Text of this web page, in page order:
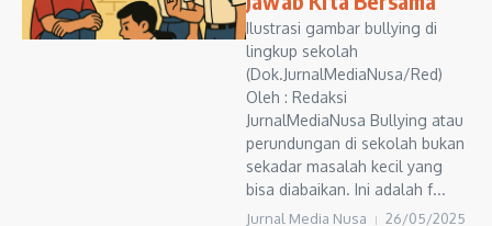
Ilustrasi gambar bullying di
lingkup sekolah
(Dok.JurnalMediaNusa/Red)
Oleh : Redaksi
JurnalMediaNusa Bullying atau
perundungan di sekolah bukan
sekadar masalah kecil yang
bisa diabaikan. Ini adalah f...
Jurnal Media Nusa 26/05/2025